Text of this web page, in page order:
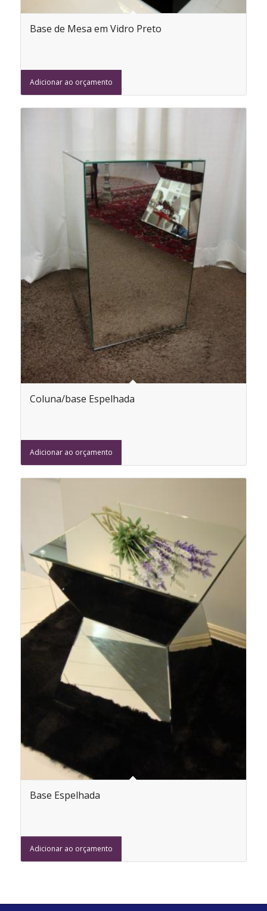
Base de Mesa em Vidro Preto
Adicionar ao orçamento
Coluna/base Espelhada
Adicionar ao orçamento
Base Espelhada
Adicionar ao orçamento